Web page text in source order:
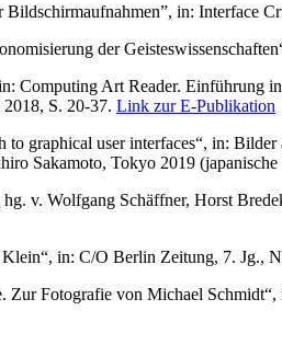
Bildschirmaufnahmen”, in: Interface
der
Computing Art Reader. Einführung
S. 20-37. Link zur E-Publikation
to graphical user interfaces“, in:
Sakamoto, Tokyo 2019
v. Wolfgang Schäffner, Horst
in: C/O Berlin Zeitung, 7. Jg.,
Zur Fotografie von Michael